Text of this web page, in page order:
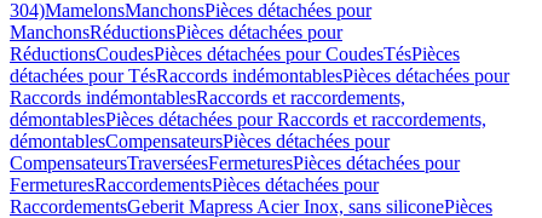
304)MamelonsManchonsPièces détachées pour
ManchonsRéductionsPièces détachées pour
RéductionsCoudesPièces détachées pour CoudesTésPièces
détachées pour TésRaccords indémontablesPièces détachées pour
Raccords indémontablesRaccords et raccordements,
démontablesPièces détachées pour Raccords et raccordements,
démontablesCompensateursPièces détachées pour
CompensateursTraverséesFermeturesPièces détachées pour
FermeturesRaccordementsPièces détachées pour
RaccordementsGeberit Mapress Acier Inox, sans siliconePièces